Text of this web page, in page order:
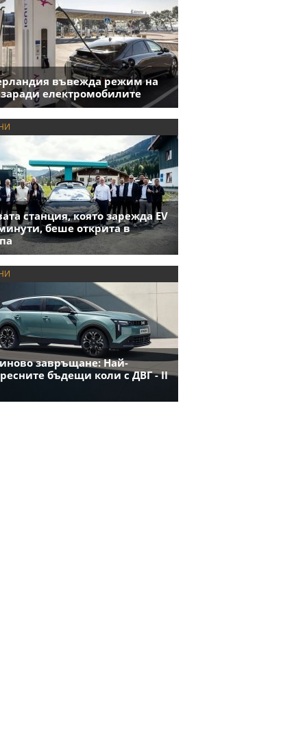
въвежда режим на
заради електромобилите
станция, която зарежда EV
беше открита в
завръщане: Най-
бъдещи коли с ДВГ - II